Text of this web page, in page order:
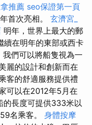
推薦 seo保證第一頁
首次亮相。 玄濟宮_
明年，世界上最大的郵
續在明年的東部或西卡
們可以將船隻視為一
麗的設計和創新而在
客的舒適服務提供禮
可以在2012年5月在
的長度可提供333米以
名乘客。 身體按摩